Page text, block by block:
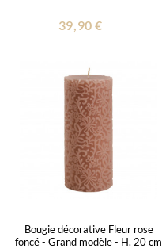
39,90 €
Bougie décorative Fleur rose
foncé - Grand modèle - H. 20 cm